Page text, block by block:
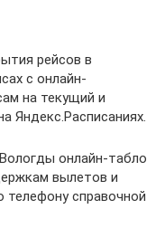
рейсов в
с онлайн-
на текущий и
Яндекс.Расписаниях.
онлайн-табло
вылетов и
справочной